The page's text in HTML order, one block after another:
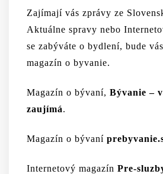
Zajímají vás zprávy ze
Aktuálne spravy nebo
se zabýváte o bydlení, bude
magazín o byvanie.
Magazín o bývaní, Bývanie –
zaujímá.
Magazín o bývaní
Internetový magazín Pre-